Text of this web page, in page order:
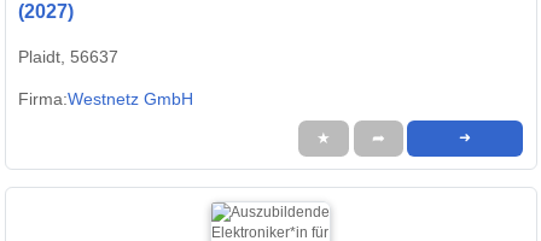
(2027)
Plaidt, 56637
Firma:Westnetz GmbH
★ ➦ ➜